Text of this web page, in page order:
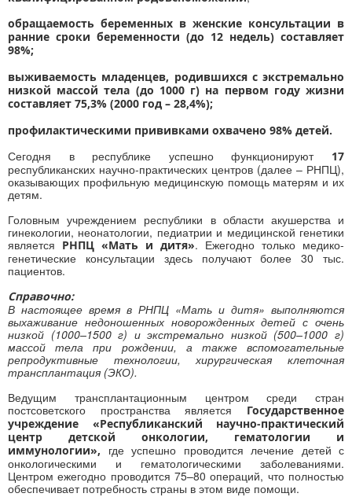
обращаемость беременных в женские консультации в
ранние сроки беременности (до 12 недель) составляет
98%;
выживаемость младенцев, родившихся с экстремально
низкой массой тела (до 1000 г) на первом году жизни
составляет 75,3% (2000 год – 28,4%);
профилактическими прививками охвачено 98% детей.
Сегодня в республике успешно функционируют 17
республиканских научно-практических центров (далее – РНПЦ),
оказывающих профильную медицинскую помощь матерям и их
детям.
Головным учреждением республики в области акушерства и
гинекологии, неонатологии, педиатрии и медицинской генетики
является РНПЦ «Мать и дитя». Ежегодно только медико-
генетические консультации здесь получают более 30 тыс.
пациентов.
Справочно:
В настоящее время в РНПЦ «Мать и дитя» выполняются
выхаживание недоношенных новорожденных детей с очень
низкой (1000–1500 г) и экстремально низкой (500–1000 г)
массой тела при рождении, а также вспомогательные
репродуктивные технологии, хирургическая клеточная
трансплантация (ЭКО).
Ведущим трансплантационным центром среди стран
постсоветского пространства является Государственное
учреждение «Республиканский научно-практический
центр детской онкологии, гематологии и
иммунологии», где успешно проводится лечение детей с
онкологическими и гематологическими заболеваниями.
Центром ежегодно проводится 75–80 операций, что полностью
обеспечивает потребность страны в этом виде помощи.